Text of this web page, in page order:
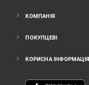
КОМПАНІЯ
ПОКУПЦЕВІ
КОРИСНА ІНФОРМАЦІЯ